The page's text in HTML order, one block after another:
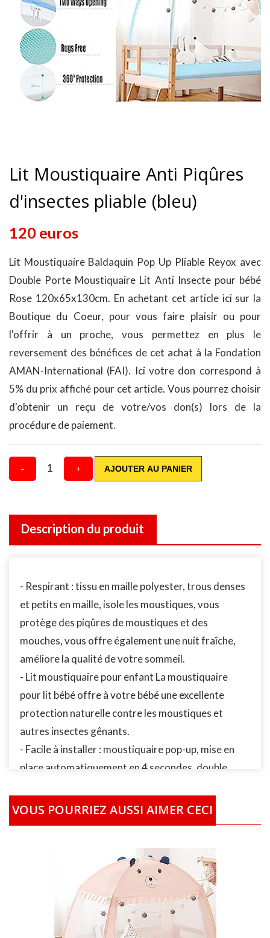
Lit Moustiquaire Anti Piqûres
d'insectes pliable (bleu)
120 euros
Lit Moustiquaire Baldaquin Pop Up Pliable Reyox avec
Double Porte Moustiquaire Lit Anti Insecte pour bébé
Rose 120x65x130cm. En achetant cet article ici sur la
Boutique du Coeur, pour vous faire plaisir ou pour
l'offrir à un proche, vous permettez en plus le
reversement des bénéfices de cet achat à la Fondation
AMAN-International (FAI). Ici votre don correspond à
5% du prix affiché pour cet article. Vous pourrez choisir
d'obtenir un reçu de votre/vos don(s) lors de la
procédure de paiement.
- 1 + AJOUTER AU PANIER
Description du produit
- Respirant : tissu en maille polyester, trous denses
et petits en maille, isole les moustiques, vous
protège des piqûres de moustiques et des
mouches, vous offre également une nuit fraîche,
améliore la qualité de votre sommeil.
- Lit moustiquaire pour enfant La moustiquaire
pour lit bébé offre à votre bébé une excellente
protection naturelle contre les moustiques et
autres insectes gênants.
- Facile à installer : moustiquaire pop-up, mise en
place automatiquement en 4 secondes, double
- Moustiquaire pop-up portable pour lit et voyage
Double porte avec fermeture éclair à double sens :
- Crib Canopy Idea: Ce ciel de lit est également
utilisé comme décoration pour le berceau de bébé.
Cependant, lorsqu'il est au sol, placez-y le tapis de
jeu et quelques jouets, il peut alors être utilisé
VOUS POURRIEZ AUSSI AIMER CECI